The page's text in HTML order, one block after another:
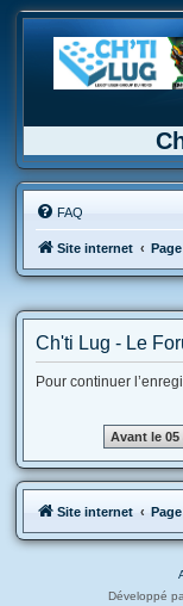
FAQ
Site internet
Ch'ti Lug - Le
Pour continuer
Site internet
Développé